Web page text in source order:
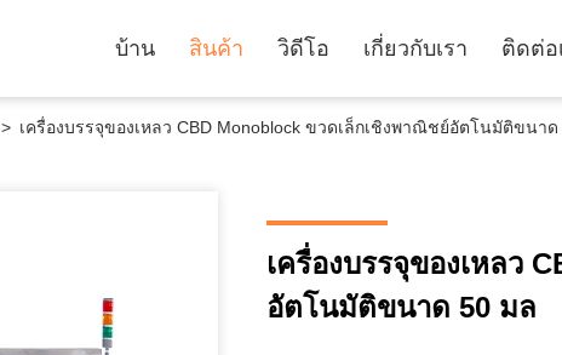
บ้าน สินค้า วิดีโอ เกี่ยวกับเรา ติดต่อ
> เครื่องบรรจุของเหลว CBD Monoblock ขวดเล็กเชิงพาณิชย์อัตโนมัติขนา
เครื่องบรรจุของเหลว
อัตโนมัติขนาด 50 มล